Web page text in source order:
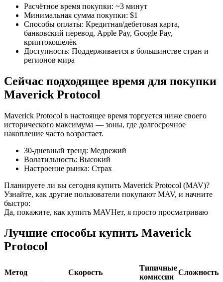
TradFi
Деривативы на акции, форекс, драгоценные металлы и
сырьевые товары
USDC фьючерсы
Фьючерсы с использованием USDC в качестве
обеспечения
Копирование торговли
Расчётное время покупки: ~3 минут
Минимальная сумма покупки: $1
Способы оплаты: Кредитная/дебетовая карта,
банковский перевод, Apple Pay, Google Pay,
криптокошелёк
Доступность: Поддерживается в большинстве стран и
регионов мира
Сейчас подходящее время для покупки
Maverick Protocol
Maverick Protocol в настоящее время торгуется ниже своего
исторического максимума — зоны, где долгосрочное
накопление часто возрастает.
30-дневный тренд: Медвежий
Волатильность: Высокий
Настроение рынка: Страх
Планируете ли вы сегодня купить Maverick Protocol (MAV)?
Узнайте, как другие пользователи покупают MAV, и начните
быстро:
Да, покажите, как купить MAVНет, я просто просматриваю
Лучшие способы купить Maverick
Protocol
Метод Скорость
Типичные
комиссии
Сложность